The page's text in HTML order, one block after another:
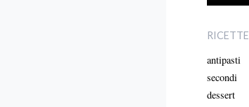
RICETTE
antipasti
secondi
dessert